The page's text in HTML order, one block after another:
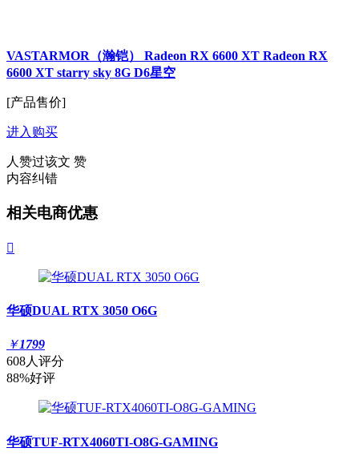
VASTARMOR（瀚铠） Radeon RX 6600 XT Radeon RX
6600 XT starry sky 8G D6星空
[产品售价]
进入购买
人赞过该文 赞
内容纠错
相关电商优惠

华硕DUAL RTX 3050 O6G
￥1799
608人评分
88%好评
华硕TUF-RTX4060TI-O8G-GAMING